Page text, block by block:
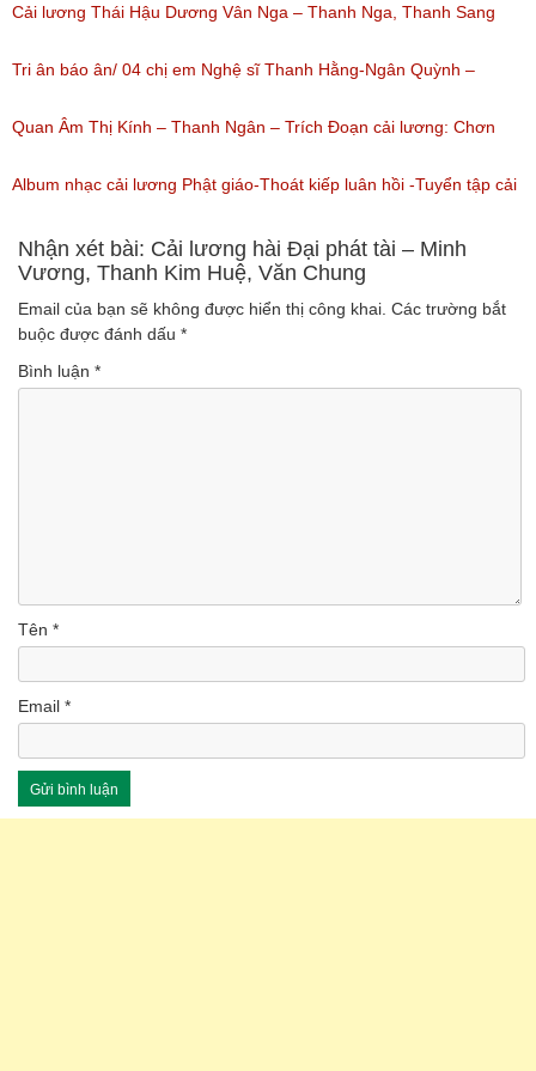
Thanh Kim Huệ, Chí Tâm, Thanh Sang
(Lượt nghe: 1,226)
Cải lương Thái Hậu Dương Vân Nga – Thanh Nga, Thanh Sang
nguyên tuồng
(Lượt nghe: 864)
Tri ân báo ân/ 04 chị em Nghệ sĩ Thanh Hằng-Ngân Quỳnh –
Thanh Ngọc – NSƯT Thanh Ngân
(Lượt nghe: 527)
Quan Âm Thị Kính – Thanh Ngân – Trích Đoạn cải lương: Chơn
Tâm 6
(Lượt nghe: 622)
Album nhạc cải lương Phật giáo-Thoát kiếp luân hồi -Tuyển tập cải
lương NSUT Thanh Ngân hay nhất
(Lượt nghe: 606)
Nhận xét bài: Cải lương hài Đại phát tài – Minh
Vương, Thanh Kim Huệ, Văn Chung
Email của bạn sẽ không được hiển thị công khai. Các trường bắt
buộc được đánh dấu *
Bình luận *
Tên *
Email *